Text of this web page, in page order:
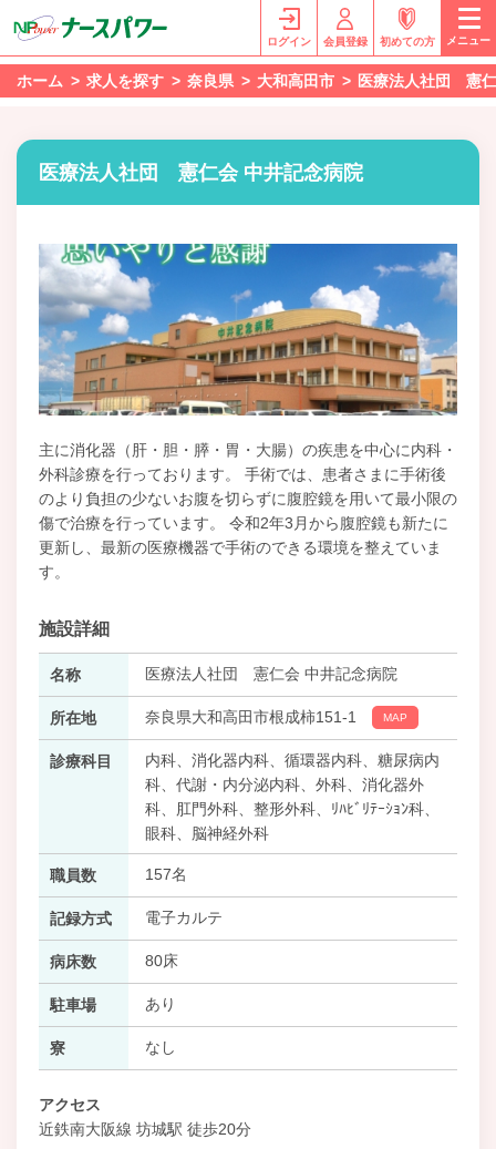
ログイン 会員登録 初めての方 メニュー
ホーム 求人を探す 奈良県 大和高田市 医療法人社団 憲
医療法人社団 憲仁会 中井記念病院
主に消化器（肝・胆・膵・胃・大腸）の疾患を中心に内科・
外科診療を行っております。 手術では、患者さまに手術後
のより負担の少ないお腹を切らずに腹腔鏡を用いて最小限の
傷で治療を行っています。 令和2年3月から腹腔鏡も新たに
更新し、最新の医療機器で手術のできる環境を整えていま
す。
施設詳細
名称 医療法人社団 憲仁会 中井記念病院
所在地 奈良県大和高田市根成柿151-1 MAP
診療科目
内科、消化器内科、循環器内科、糖尿病内
科、代謝・内分泌内科、外科、消化器外
科、肛門外科、整形外科、ﾘﾊﾋﾞﾘﾃｰｼｮﾝ科、
眼科、脳神経外科
職員数 157名
記録方式 電子カルテ
病床数 80床
駐車場 あり
寮 なし
アクセス
近鉄南大阪線 坊城駅 徒歩20分